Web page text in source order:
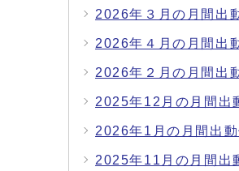
2026年３月の月間出
2026年４月の月間出
2026年２月の月間出
2025年12月の月間出
2026年1月の月間出動
2025年11月の月間出